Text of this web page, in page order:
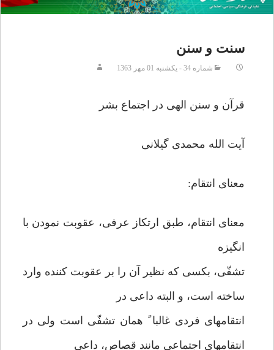
سنت و سنن
شماره 34 - يکشنبه 01 مهر 1363
قرآن و سنن الهی در اجتماع بشر
آیت الله محمدی گیلانی
معنای انتقام:
معنای انتقام، طبق ارتکاز عرفی، عقوبت نمودن با
انگیزه
تشفّی، بکسی که نظیر آن را بر عقوبت کننده وارد
ساخته است، و البته داعی در
انتقامهای فردی غالبا ً همان تشفّی است ولی در
انتقامهای اجتماعی مانند قصاص، داعی